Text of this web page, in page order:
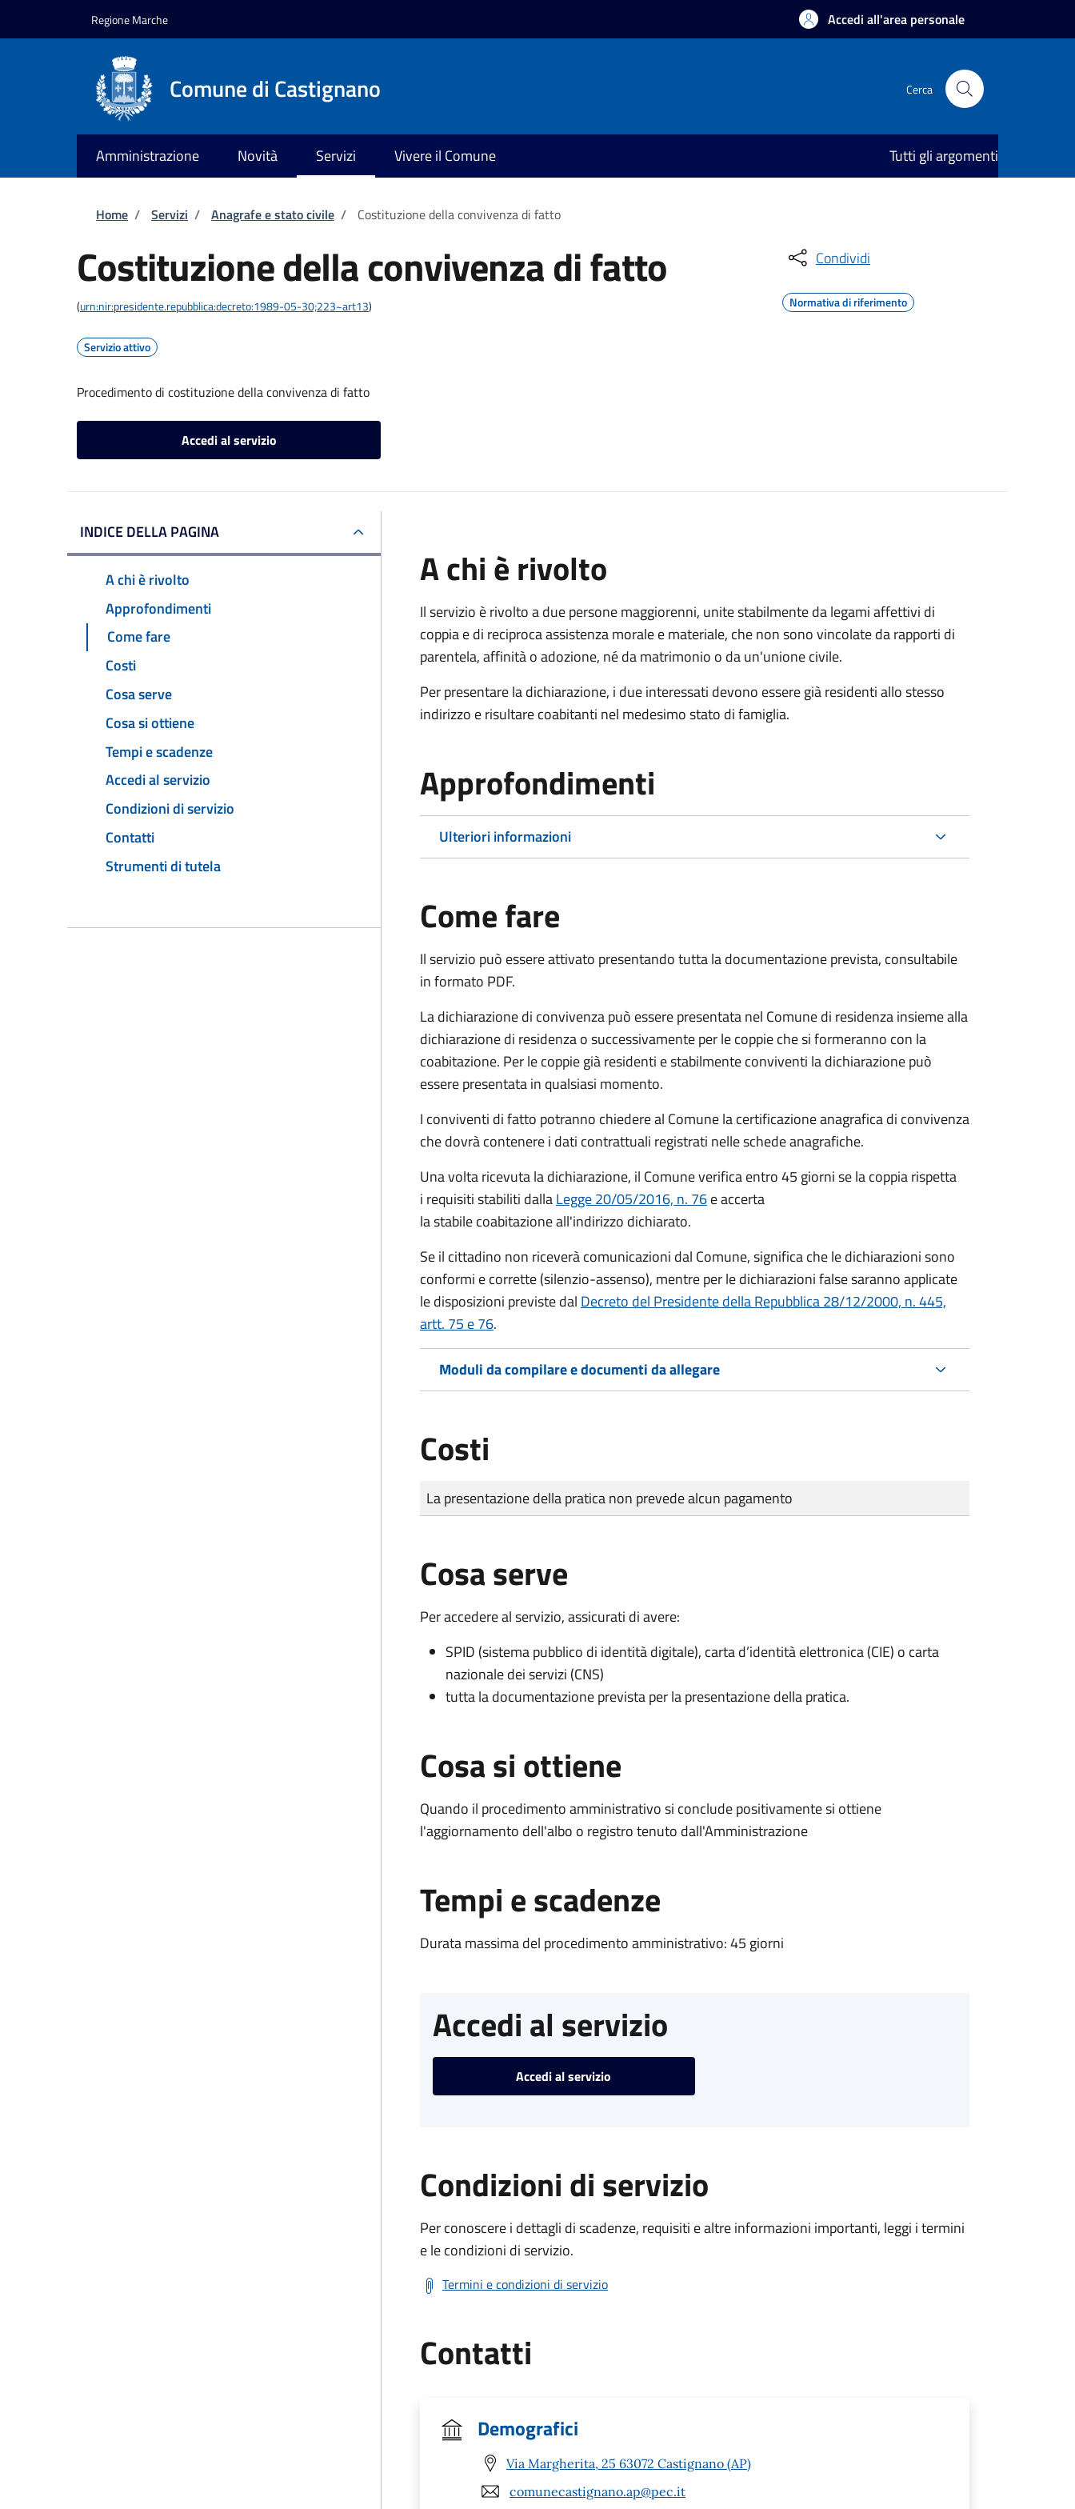
Regione Marche Accedi all'area personale
Comune di Castignano Cerca
Amministrazione Novità Servizi Vivere il Comune Tutti gli argomenti
Briciole di pane
Home / Servizi / Anagrafe e stato civile / Costituzione della convivenza di fatto
Costituzione della convivenza di fatto
(urn:nir:presidente.repubblica:decreto:1989-05-30;223~art13)
Servizio attivo
Procedimento di costituzione della convivenza di fatto
Accedi al servizio
Condividi
Normativa di riferimento
INDICE DELLA PAGINA
A chi è rivolto
Approfondimenti
Come fare
Costi
Cosa serve
Cosa si ottiene
Tempi e scadenze
Accedi al servizio
Condizioni di servizio
Contatti
Strumenti di tutela
A chi è rivolto
Il servizio è rivolto a due persone maggiorenni, unite stabilmente da legami affettivi di
coppia e di reciproca assistenza morale e materiale, che non sono vincolate da rapporti di
parentela, affinità o adozione, né da matrimonio o da un'unione civile.
Per presentare la dichiarazione, i due interessati devono essere già residenti allo stesso
indirizzo e risultare coabitanti nel medesimo stato di famiglia.
Approfondimenti
Ulteriori informazioni
Come fare
Il servizio può essere attivato presentando tutta la documentazione prevista, consultabile
in formato PDF.
La dichiarazione di convivenza può essere presentata nel Comune di residenza insieme alla
dichiarazione di residenza o successivamente per le coppie che si formeranno con la
coabitazione. Per le coppie già residenti e stabilmente conviventi la dichiarazione può
essere presentata in qualsiasi momento.
I conviventi di fatto potranno chiedere al Comune la certificazione anagrafica di convivenza
che dovrà contenere i dati contrattuali registrati nelle schede anagrafiche.
Una volta ricevuta la dichiarazione, il Comune verifica entro 45 giorni se la coppia rispetta
i requisiti stabiliti dallaLegge 20/05/2016, n. 76e accerta
la stabile coabitazione all'indirizzo dichiarato.
Se il cittadino non riceverà comunicazioni dal Comune, significa che le dichiarazioni sono
conformi e corrette (silenzio-assenso), mentre per le dichiarazioni false saranno applicate
le disposizioni previste dal Decreto del Presidente della Repubblica 28/12/2000, n. 445,
artt. 75 e 76.
Moduli da compilare e documenti da allegare
Costi
Tipo di pagamento
Importo
La presentazione della pratica non prevede alcun pagamento
Cosa serve
Per accedere al servizio, assicurati di avere:
SPID (sistema pubblico di identità digitale), carta d’identità elettronica (CIE) o carta
nazionale dei servizi (CNS)
tutta la documentazione prevista per la presentazione della pratica.
Cosa si ottiene
Quando il procedimento amministrativo si conclude positivamente si ottiene
l'aggiornamento dell'albo o registro tenuto dall'Amministrazione
Tempi e scadenze
Durata massima del procedimento amministrativo: 45 giorni
Accedi al servizio
Accedi al servizio
Condizioni di servizio
Per conoscere i dettagli di scadenze, requisiti e altre informazioni importanti, leggi i termini
e le condizioni di servizio.
Termini e condizioni di servizio
Contatti
Demografici
Via Margherita, 25 63072 Castignano (AP)
comunecastignano.ap@pec.it